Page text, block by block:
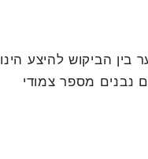
הביקוש להיצע הינו
נבנים מספר צמודי